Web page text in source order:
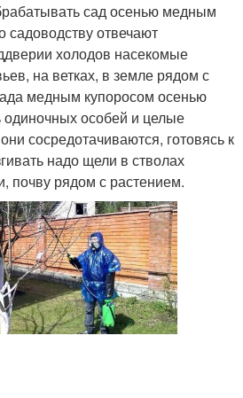
сад осенью медным
садоводству отвечают
холодов насекомые
на ветках, в земле рядом с
медным купоросом осенью
одиночных особей и целые
сосредотачиваются, готовясь к
надо щели в стволах
почву рядом с растением.